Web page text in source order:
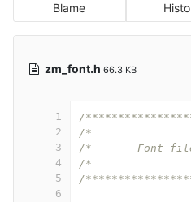
Blame
zm_font.h 66.3 KB
1
2
3
4
5
6
/
/*
/*       Font file
/*
/